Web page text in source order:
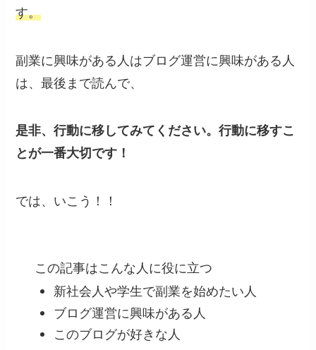
す。
副業に興味がある人はブログ運営に興味がある人
は、最後まで読んで、
是非、行動に移してみてください。行動に移すこ
とが一番大切です！
では、いこう！！
この記事はこんな人に役に立つ
新社会人や学生で副業を始めたい人
ブログ運営に興味がある人
このブログが好きな人